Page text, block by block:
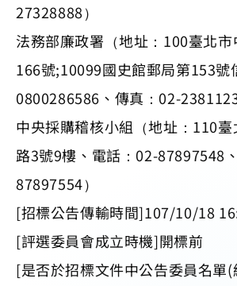
27328888）
法務部廉政署（地址：100臺北
166號;10099國史館郵局第153號
0800286586、傳真：02-
中央採購稽核小組（地址：110
路3號9樓、電話：02-87897548
87897554）
[招標公告傳輸時間]107/10/18
[評選委員會成立時機]開標前
[是否於招標文件中公告委員名單